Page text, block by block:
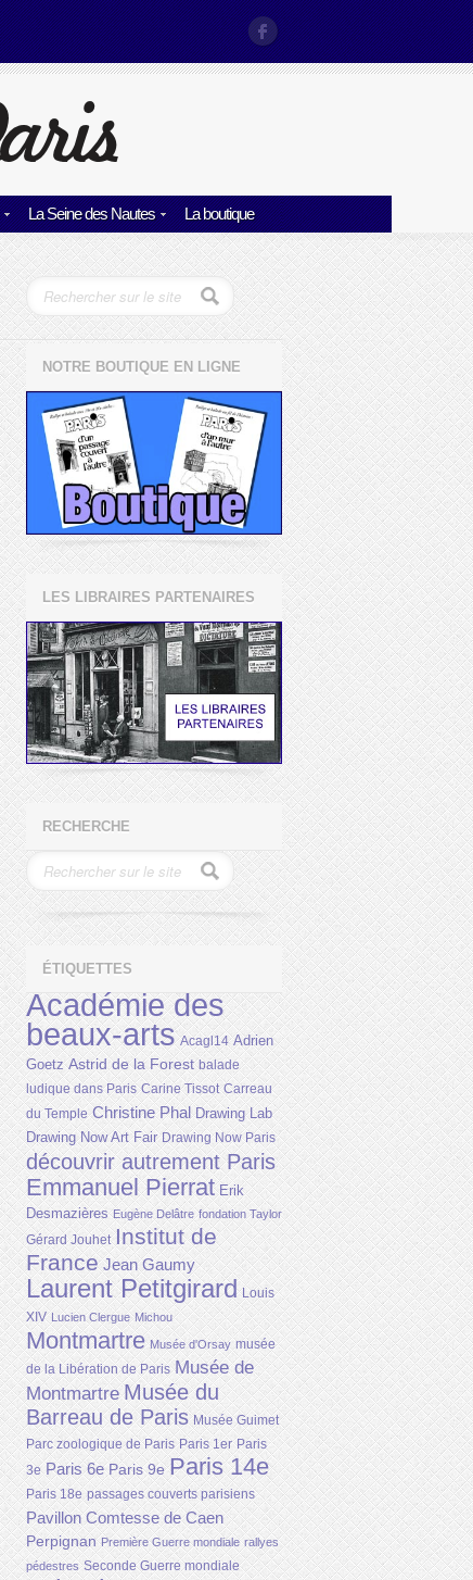
La Seine des Nautes La boutique
NOTRE BOUTIQUE EN LIGNE
LES LIBRAIRES PARTENAIRES
RECHERCHE
ÉTIQUETTES
Académie des
beaux-arts Acagl14 Adrien
Goetz Astrid de la Forest balade
ludique dans Paris Carine Tissot Carreau
du Temple Christine Phal Drawing Lab
Drawing Now Art Fair Drawing Now Paris
découvrir autrement Paris
Emmanuel Pierrat Erik
Desmazières Eugène Delâtre fondation Taylor
Gérard Jouhet Institut de
France Jean Gaumy
Laurent Petitgirard Louis
XIV Lucien Clergue Michou
Montmartre Musée d'Orsay musée
de la Libération de Paris Musée de
Montmartre Musée du
Barreau de Paris Musée Guimet
Parc zoologique de Paris Paris 1er Paris
3e Paris 6e Paris 9e Paris 14e
Paris 18e passages couverts parisiens
Pavillon Comtesse de Caen
Perpignan Première Guerre mondiale rallyes
pédestres Seconde Guerre mondiale